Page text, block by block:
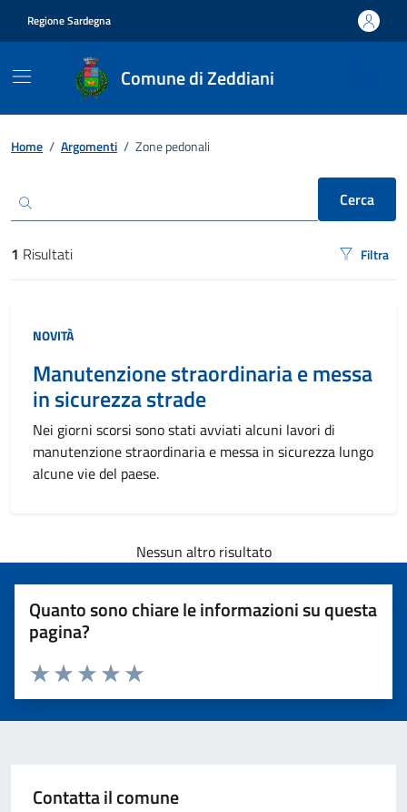
Regione Sardegna
Comune di Zeddiani
Ricerca
Home / Argomenti / Zone pedonali
Cerca
risultati di ricerca
1 Risultati Filtra
NOVITÀ
Manutenzione straordinaria e messa
in sicurezza strade
Nei giorni scorsi sono stati avviati alcuni lavori di
manutenzione straordinaria e messa in sicurezza lungo
alcune vie del paese.
Nessun altro risultato
Quanto sono chiare le informazioni su questa
pagina?
Valuta 5 stelle su 5
Valuta 4 stelle su 5
Valuta 3 stelle su 5
Valuta 2 stelle su 5
Valuta 1 stelle su 5
Contatta il comune